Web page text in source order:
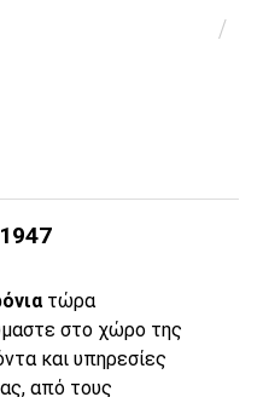
τώρα
στο χώρο της
και υπηρεσίες
από τους